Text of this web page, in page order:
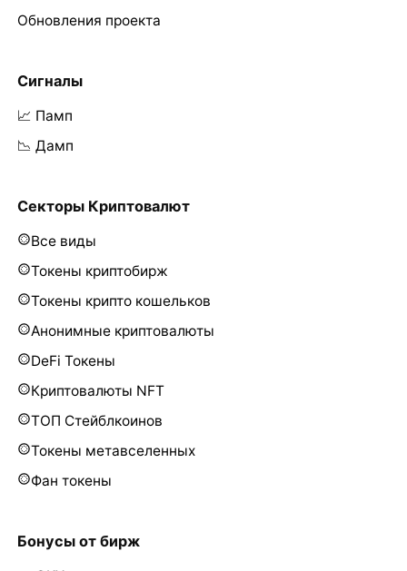
Обновления проекта
Сигналы
📈 Памп
📉 Дамп
Секторы Криптовалют
Все виды
Токены криптобирж
Токены крипто кошельков
Анонимные криптовалюты
DeFi Токены
Криптовалюты NFT
ТОП Стейблкоинов
Токены метавселенных
Фан токены
Бонусы от бирж